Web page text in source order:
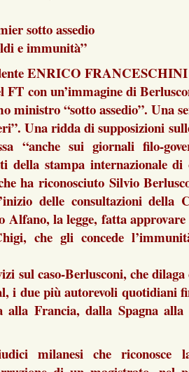
sotto assedio
e immunità”
ENRICO FRANCESCHINI
FT con un’immagine di
“sotto assedio”. Una
Una ridda di supposizioni
“anche sui giornali filo-
della stampa internazionale
ha riconosciuto Silvio
delle consultazioni della
Alfano, la legge, fatta
che gli concede
sul caso-Berlusconi, che
i due più autorevoli quotidiani
alla Francia, dalla Spagna
milanesi che riconosce